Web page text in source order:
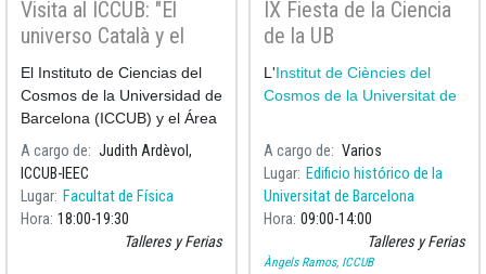
Visita al ICCUB: "El
universo Català y el
universo en catalán"
El Instituto de Ciencias del
Cosmos de la Universidad de
Barcelona (ICCUB) y el Área
de Dinamización de Servicios
Lingüísticos UB organizan
una actividad especial
dirigida a los estudiantes de
A cargo de
Judith Ardèvol,
ICCUB-IEEC
Lugar Facultat de Física
Hora 18:00 19:30
Talleres y Ferias
IX Fiesta de la Ciencia
de la UB
L'Institut de Ciències del
Cosmos de la Universitat de
A cargo de
Varios
Lugar Edificio histórico de la
Universitat de Barcelona
Hora 09:00 14:00
Talleres y Ferias
Àngels Ramos, ICCUB